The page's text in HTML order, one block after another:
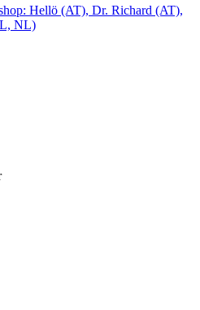
Hellö (AT), Dr. Richard (AT),
NL)